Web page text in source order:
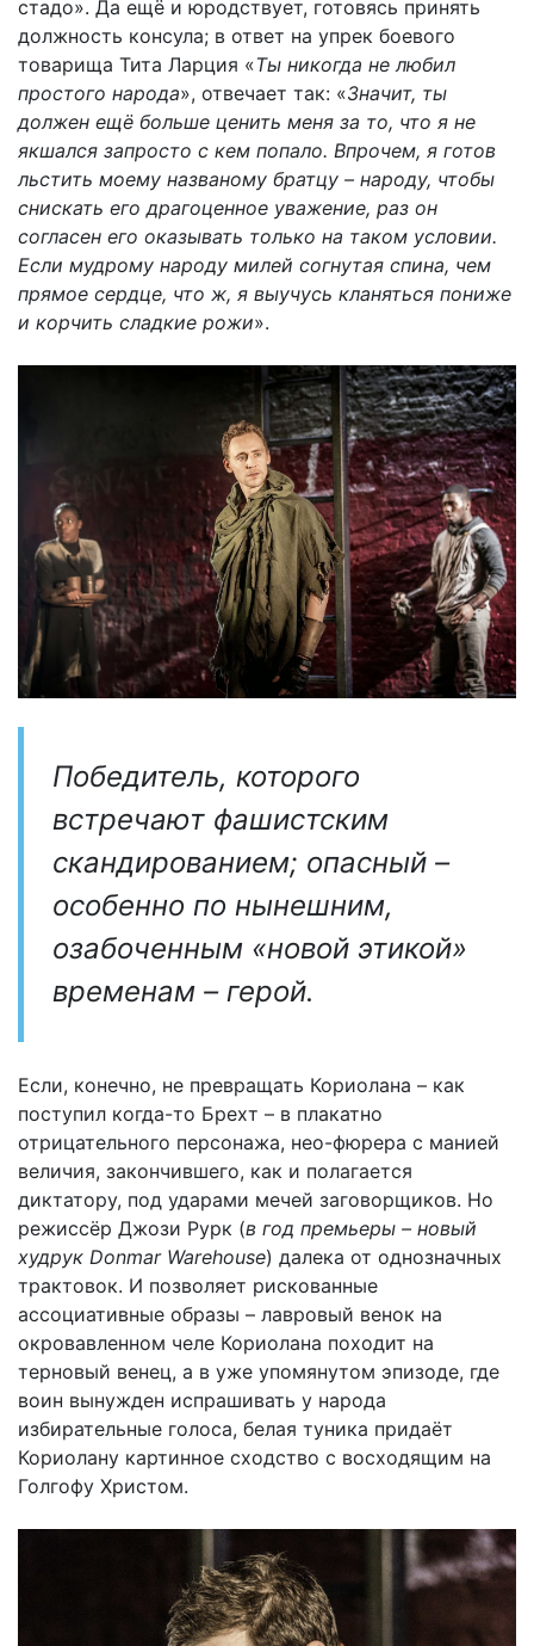
стадо». Да ещё и юродствует, готовясь принять
должность консула; в ответ на упрек боевого
товарища Тита Ларция «Ты никогда не любил
простого народа», отвечает так: «Значит, ты
должен ещё больше ценить меня за то, что я не
якшался запросто с кем попало. Впрочем, я готов
льстить моему названому братцу – народу, чтобы
снискать его драгоценное уважение, раз он
согласен его оказывать только на таком условии.
Если мудрому народу милей согнутая спина, чем
прямое сердце, что ж, я выучусь кланяться пониже
и корчить сладкие рожи».
Победитель, которого
встречают фашистским
скандированием; опасный –
особенно по нынешним,
озабоченным «новой этикой»
временам – герой.
Если, конечно, не превращать Кориолана – как
поступил когда-то Брехт – в плакатно
отрицательного персонажа, нео-фюрера с манией
величия, закончившего, как и полагается
диктатору, под ударами мечей заговорщиков. Но
режиссёр Джози Рурк (в год премьеры – новый
худрук Donmar Warehouse) далека от однозначных
трактовок. И позволяет рискованные
ассоциативные образы – лавровый венок на
окровавленном челе Кориолана походит на
терновый венец, а в уже упомянутом эпизоде, где
воин вынужден испрашивать у народа
избирательные голоса, белая туника придаёт
Кориолану картинное сходство с восходящим на
Голгофу Христом.